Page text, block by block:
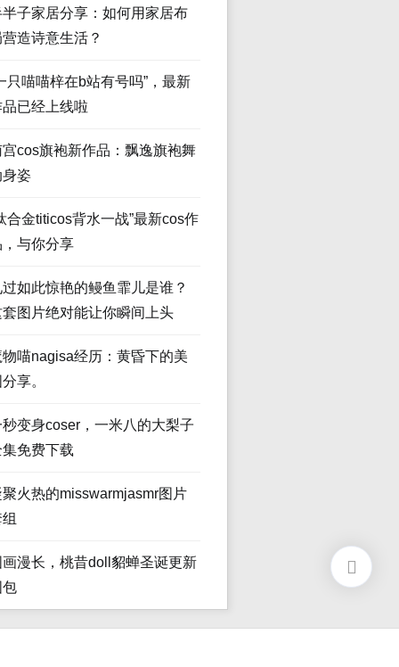
半子家居分享：如何用家居布
造诗意生活？
只喵喵梓在b站有号吗”，最新
品已经上线啦
宫cos旗袍新作品：飘逸旗袍舞
身姿
合金titicos背水一战”最新cos作
，与你分享
如此惊艳的鳗鱼霏儿是谁？
套图片绝对能让你瞬间上头
物喵nagisa经历：黄昏下的美
享。
秒变身coser，一米八的大梨子
集免费下载
聚火热的misswarmjasmr图片
画漫长，桃昔doll貂蝉圣诞更新
包